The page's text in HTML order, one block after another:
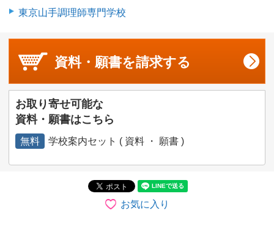
東京山手調理師専門学校
資料・願書を請求する
お取り寄せ可能な
資料・願書はこちら
無料 学校案内セット ( 資料 ・ 願書 )
お気に入り